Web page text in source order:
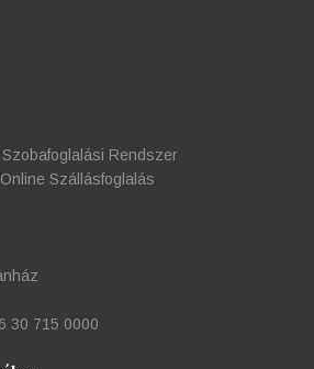
Rendszer
Szállásfoglalás
30 715 0000